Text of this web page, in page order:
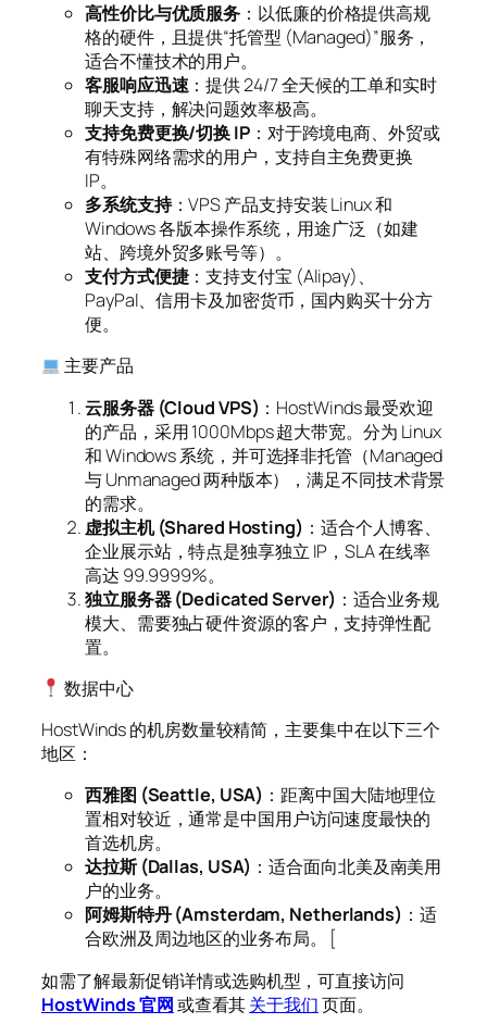
高性价比与优质服务 ：以低廉的价格提供高规
格的硬件，且提供“托管型 (Managed)”服务，
适合不懂技术的用户。
客服响应迅速：提供 24/7 全天候的工单和实时
聊天支持，解决问题效率极高。
支持免费更换/切换 IP：对于跨境电商、外贸或
有特殊网络需求的用户，支持自主免费更换
IP。
多系统支持：VPS 产品支持安装 Linux 和
Windows 各版本操作系统，用途广泛（如建
站、跨境外贸多账号等）。
支付方式便捷：支持支付宝 (Alipay)、
PayPal、信用卡及加密货币，国内购买十分方
便。
主要产品
云服务器 (Cloud VPS) ：HostWinds 最受欢迎
的产品，采用 1000Mbps 超大带宽。分为 Linux
和 Windows 系统，并可选择非托管（Managed
与 Unmanaged 两种版本），满足不同技术背景
的需求。
虚拟主机 (Shared Hosting) ：适合个人博客、
企业展示站，特点是独享独立 IP，SLA 在线率
高达 99.9999%。
独立服务器 (Dedicated Server) ：适合业务规
模大、需要独占硬件资源的客户，支持弹性配
置。
数据中心
HostWinds 的机房数量较精简，主要集中在以下三个
地区：
西雅图 (Seattle, USA) ：距离中国大陆地理位
置相对较近，通常是中国用户访问速度最快的
首选机房。
达拉斯 (Dallas, USA) ：适合面向北美及南美用
户的业务。
阿姆斯特丹 (Amsterdam, Netherlands) ：适
合欧洲及周边地区的业务布局。 [
如需了解最新促销详情或选购机型，可直接访问
HostWinds 官网或查看其关于我们页面。